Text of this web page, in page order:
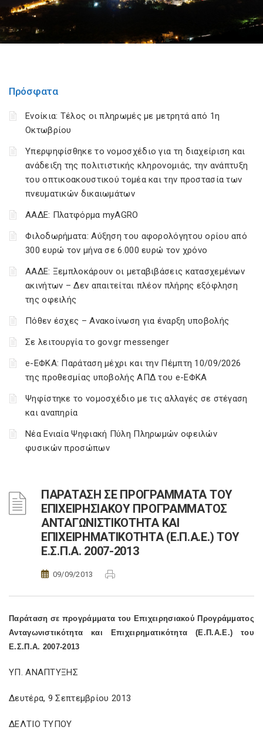
Πρόσφατα
Ενοίκια: Τέλος οι πληρωμές με μετρητά από 1η
Οκτωβρίου
Υπερψηφίσθηκε το νομοσχέδιο για τη διαχείριση και
ανάδειξη της πολιτιστικής κληρονομιάς, την ανάπτυξη
του οπτικοακουστικού τομέα και την προστασία των
πνευματικών δικαιωμάτων
ΑΑΔΕ: Πλατφόρμα myAGRO
Φιλοδωρήματα: Αύξηση του αφορολόγητου ορίου από
300 ευρώ τον μήνα σε 6.000 ευρώ τον χρόνο
ΑΑΔΕ: Ξεμπλοκάρουν οι μεταβιβάσεις κατασχεμένων
ακινήτων – Δεν απαιτείται πλέον πλήρης εξόφληση
της οφειλής
Πόθεν έσχες – Ανακοίνωση για έναρξη υποβολής
Σε λειτουργία το gov.gr messenger
e-ΕΦΚΑ: Παράταση μέχρι και την Πέμπτη 10/09/2026
της προθεσμίας υποβολής ΑΠΔ του e-ΕΦΚΑ
Ψηφίστηκε το νομοσχέδιο με τις αλλαγές σε στέγαση
και αναπηρία
Νέα Ενιαία Ψηφιακή Πύλη Πληρωμών οφειλών
φυσικών προσώπων
ΠΑΡΑΤΑΣΗ ΣΕ ΠΡΟΓΡΑΜΜΑΤΑ ΤΟΥ
ΕΠΙΧΕΙΡΗΣΙΑΚΟΥ ΠΡΟΓΡΑΜΜΑΤΟΣ
ΑΝΤΑΓΩΝΙΣΤΙΚΟΤΗΤΑ ΚΑΙ
ΕΠΙΧΕΙΡΗΜΑΤΙΚΟΤΗΤΑ (Ε.Π.Α.Ε.) ΤΟΥ
Ε.Σ.Π.Α. 2007-2013
09/09/2013
Παράταση σε προγράμματα του Επιχειρησιακού Προγράμματος
Ανταγωνιστικότητα και Επιχειρηματικότητα (Ε.Π.Α.Ε.) του
Ε.Σ.Π.Α. 2007-2013
ΥΠ. ΑΝΑΠΤΥΞΗΣ
Δευτέρα, 9 Σεπτεμβρίου 2013
ΔΕΛΤΙΟ ΤΥΠΟΥ